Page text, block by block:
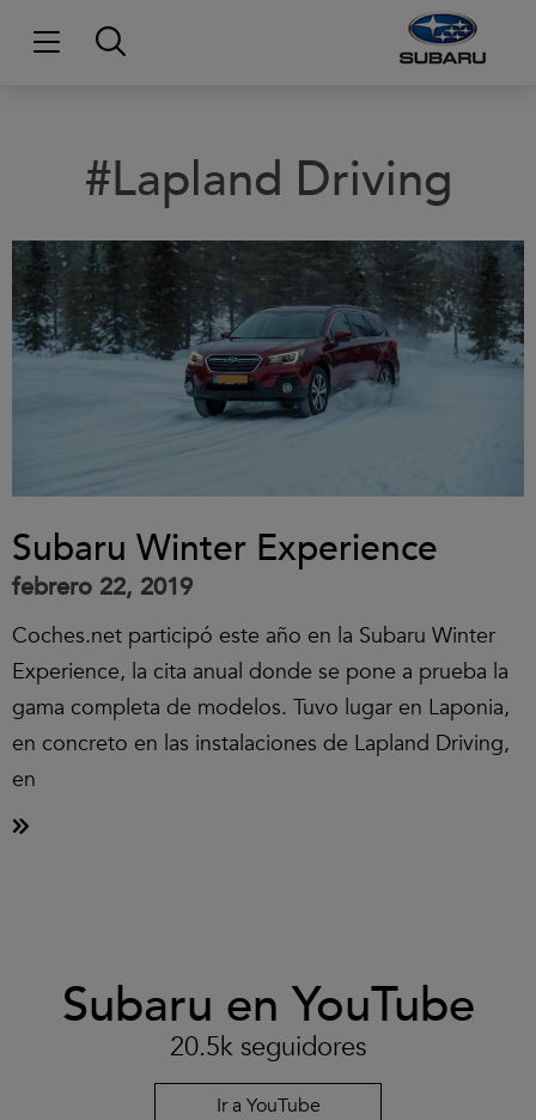
#Lapland Driving
Subaru Winter Experience
febrero 22, 2019
Coches.net participó este año en la Subaru Winter
Experience, la cita anual donde se pone a prueba la
gama completa de modelos. Tuvo lugar en Laponia,
en concreto en las instalaciones de Lapland Driving,
en
Subaru en YouTube
20.5k seguidores
Ir a YouTube
aceptar